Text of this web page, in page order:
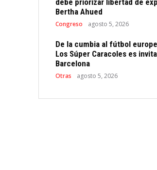
debe priorizar libertad de
Bertha Ahued
Congreso agosto 5, 2026
De la cumbia al fútbol
Los Súper Caracoles es
Barcelona
Otras agosto 5, 2026